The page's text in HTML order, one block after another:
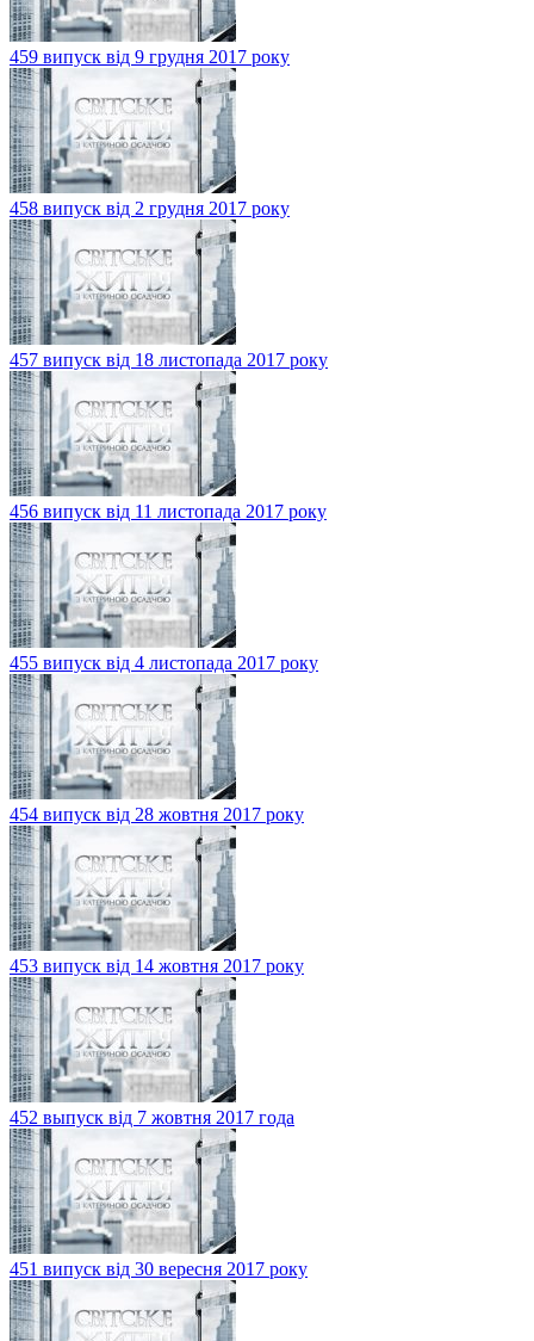
459 випуск від 9 грудня 2017 року
458 випуск від 2 грудня 2017 року
457 випуск від 18 листопада 2017 року
456 випуск від 11 листопада 2017 року
455 випуск від 4 листопада 2017 року
454 випуск від 28 жовтня 2017 року
453 випуск від 14 жовтня 2017 року
452 выпуск від 7 жовтня 2017 года
451 випуск від 30 вересня 2017 року